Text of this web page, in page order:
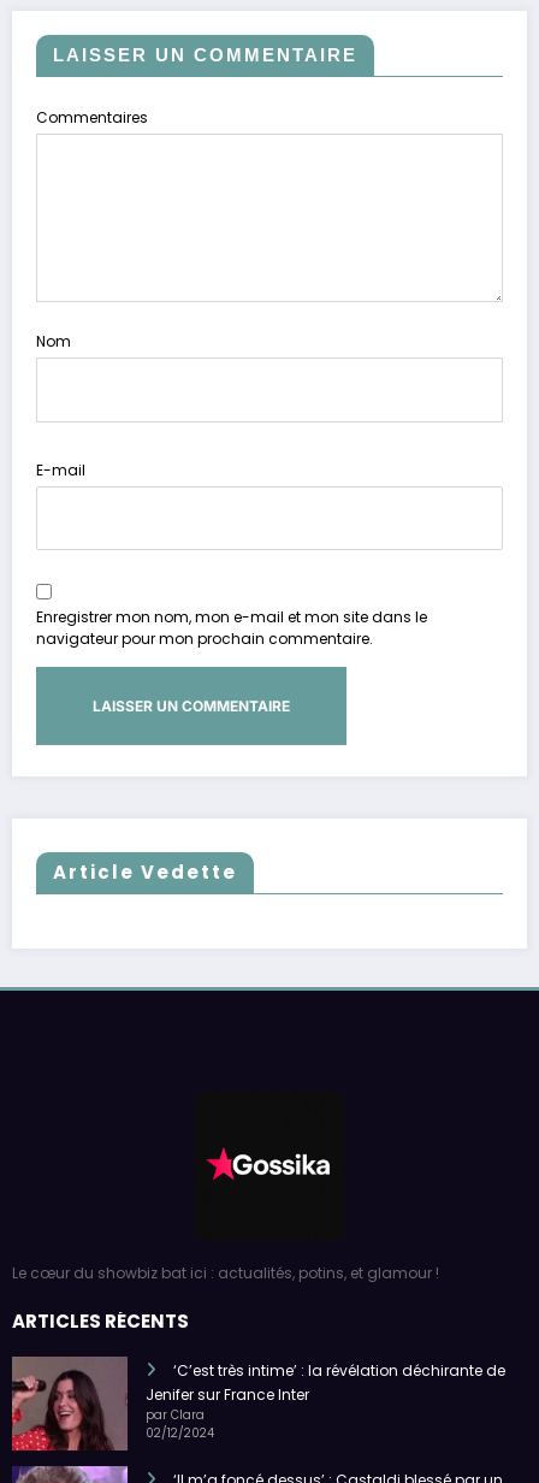
LAISSER UN COMMENTAIRE
Commentaires
Nom
E-mail
Enregistrer mon nom, mon e-mail et mon site dans le
navigateur pour mon prochain commentaire.
Article Vedette
Le cœur du showbiz bat ici : actualités, potins, et glamour !
ARTICLES RÉCENTS
‘C’est très intime’ : la révélation déchirante de
Jenifer sur France Inter
par Clara
02/12/2024